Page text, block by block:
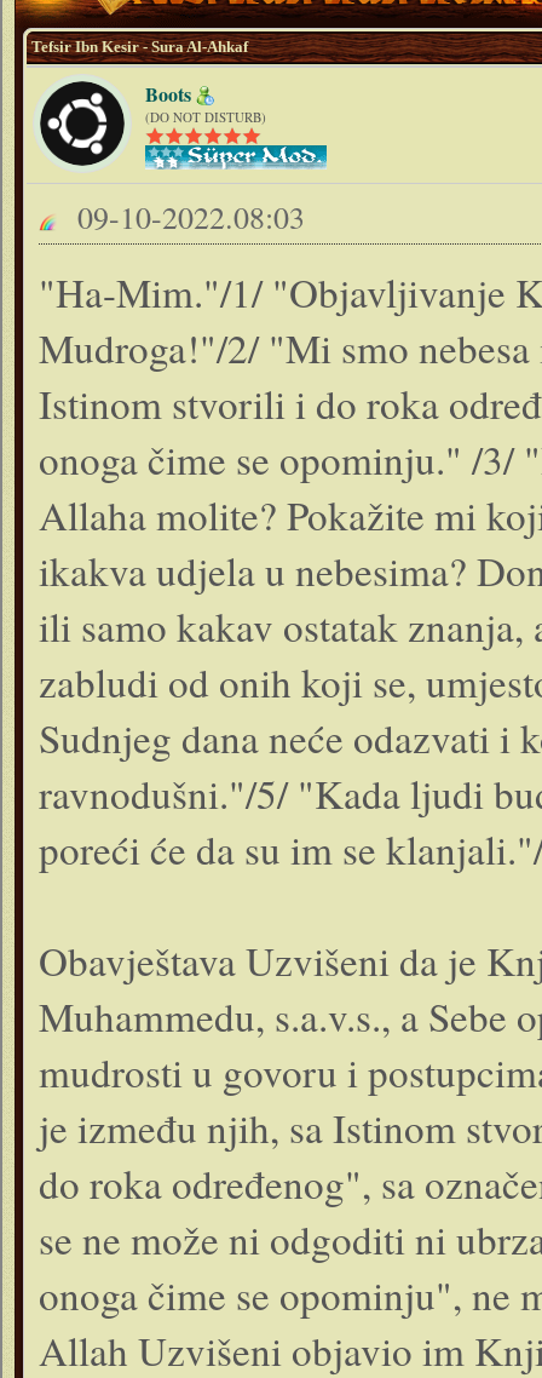
Tefsir Ibn Kesir - Sura Al-Ahkaf
Boots
(DO NOT DISTURB)
09-10-2022.08:03
"Ha-Mim."/1/ "Objavljivanje
Mudroga!"/2/ "Mi smo
Istinom stvorili i do roka
onoga čime se opominju." /3/
Allaha molite? Pokažite mi
ikakva udjela u nebesima?
ili samo kakav ostatak
zabludi od onih koji se,
Sudnjeg dana neće odazvati
ravnodušni."/5/ "Kada ljudi
poreći će da su im se
Obavještava Uzvišeni da je
Muhammedu, s.a.v.s., a
mudrosti u govoru i
je između njih, sa Istinom
do roka određenog", sa
se ne može ni odgoditi ni
onoga čime se opominju", ne
Allah Uzvišeni objavio im